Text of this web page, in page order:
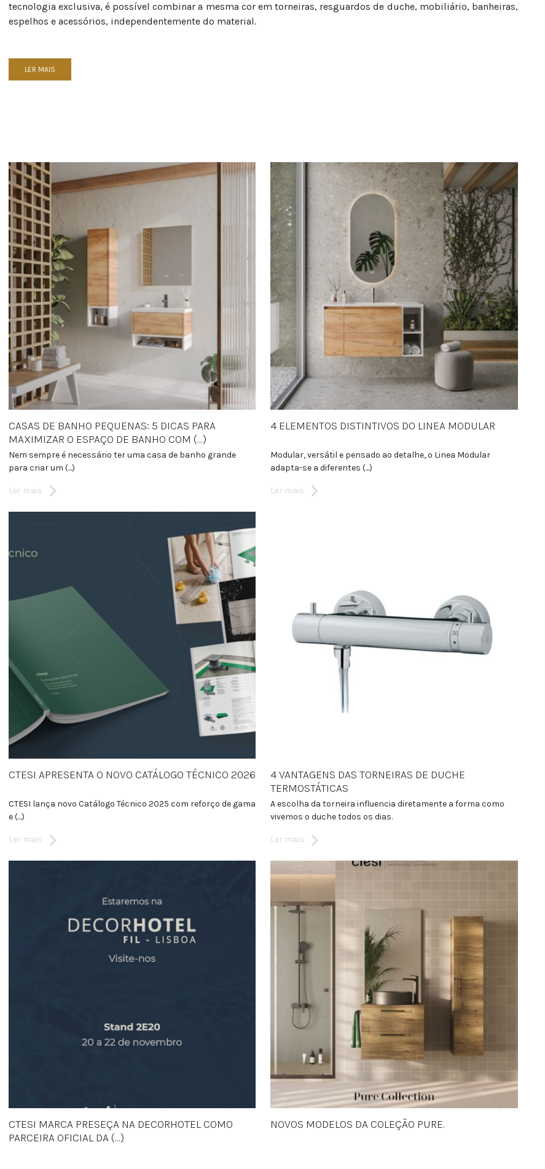
tecnologia exclusiva, é possível combinar a mesma cor em torneiras, resguardos de duche, mobiliário, banheiras,
espelhos e acessórios, independentemente do material.
LER MAIS
CASAS DE BANHO PEQUENAS: 5 DICAS PARA
MAXIMIZAR O ESPAÇO DE BANHO COM (...)
Nem sempre é necessário ter uma casa de banho grande
para criar um (...)
Ler mais
4 ELEMENTOS DISTINTIVOS DO LINEA MODULAR
Modular, versátil e pensado ao detalhe, o Linea Modular
adapta-se a diferentes (...)
Ler mais
CTESI APRESENTA O NOVO CATÁLOGO TÉCNICO 2026
CTESI lança novo Catálogo Técnico 2025 com reforço de gama
e (...)
Ler mais
4 VANTAGENS DAS TORNEIRAS DE DUCHE
TERMOSTÁTICAS
A escolha da torneira influencia diretamente a forma como
vivemos o duche todos os dias.
Ler mais
CTESI MARCA PRESEÇA NA DECORHOTEL COMO
PARCEIRA OFICIAL DA (...)
NOVOS MODELOS DA COLEÇÃO PURE.